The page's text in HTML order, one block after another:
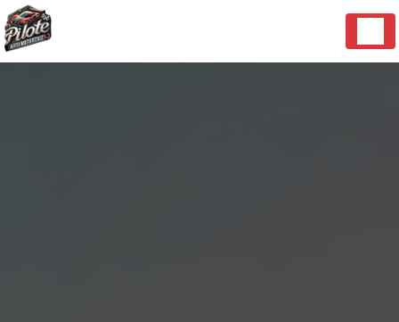
Panneau de gestion des cookies